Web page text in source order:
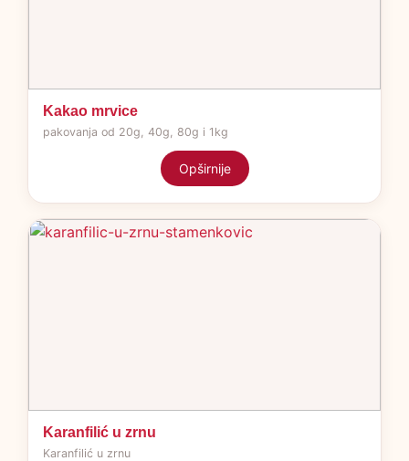
Kakao mrvice
pakovanja od 20g, 40g, 80g i 1kg
Opširnije
Karanfilić u zrnu
Karanfilić u zrnu